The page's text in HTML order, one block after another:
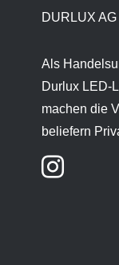
DURLUX AG
Als
Durlux LED-
machen die
beliefern